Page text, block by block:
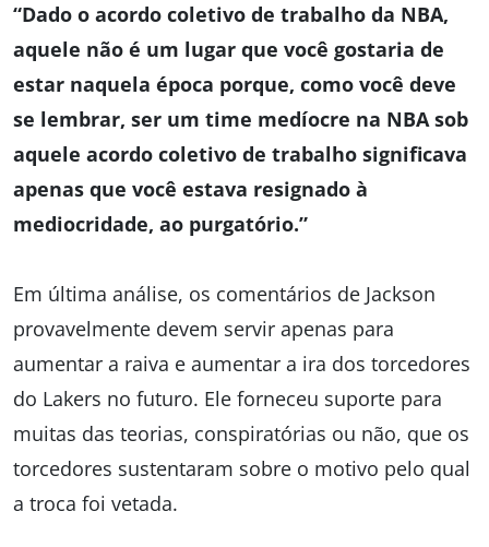
“Dado o acordo coletivo de trabalho da NBA,
aquele não é um lugar que você gostaria de
estar naquela época porque, como você deve
se lembrar, ser um time medíocre na NBA sob
aquele acordo coletivo de trabalho significava
apenas que você estava resignado à
mediocridade, ao purgatório.”
Em última análise, os comentários de Jackson
provavelmente devem servir apenas para
aumentar a raiva e aumentar a ira dos torcedores
do Lakers no futuro. Ele forneceu suporte para
muitas das teorias, conspiratórias ou não, que os
torcedores sustentaram sobre o motivo pelo qual
a troca foi vetada.